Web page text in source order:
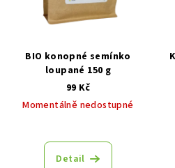
BIO konopné semínko
loupané 150 g
99 Kč
Momentálně nedostupné
Detail